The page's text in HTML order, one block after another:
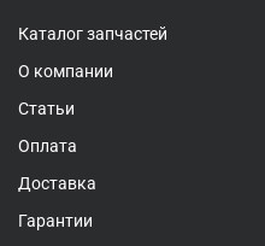
Каталог запчастей
О компании
Статьи
Оплата
Доставка
Гарантии